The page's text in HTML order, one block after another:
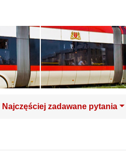
Najczęściej zadawane pytania